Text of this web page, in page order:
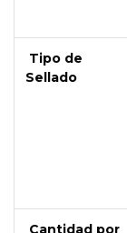
Tipo de
Sellado
Cantidad por